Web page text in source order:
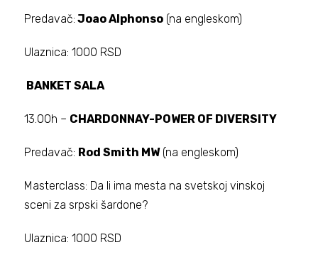
Predavač: Joao Alphonso (na engleskom)
Ulaznica: 1000 RSD
BANKET SALA
13.00h – CHARDONNAY-POWER OF DIVERSITY
Predavač: Rod Smith MW(na engleskom)
Masterclass: Da li ima mesta na svetskoj vinskoj
sceni za srpski šardone?
Ulaznica: 1000 RSD